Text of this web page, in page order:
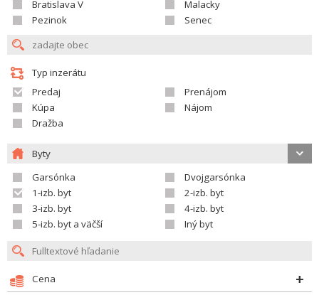
Bratislava V
Malacky
Pezinok
Senec
Typ inzerátu
Predaj
Prenájom
Kúpa
Nájom
Dražba
Byty
Garsónka
Dvojgarsónka
1-izb. byt
2-izb. byt
3-izb. byt
4-izb. byt
5-izb. byt a väčší
Iný byt
Cena